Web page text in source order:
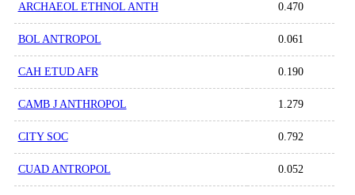
ARCHAEOL ETHNOL ANTH 0.470
BOL ANTROPOL 0.061
CAH ETUD AFR 0.190
CAMB J ANTHROPOL 1.279
CITY SOC 0.792
CUAD ANTROPOL 0.052